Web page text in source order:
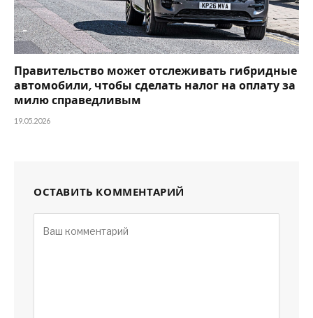
Правительство может отслеживать гибридные
автомобили, чтобы сделать налог на оплату за
милю справедливым
19.05.2026
ОСТАВИТЬ КОММЕНТАРИЙ